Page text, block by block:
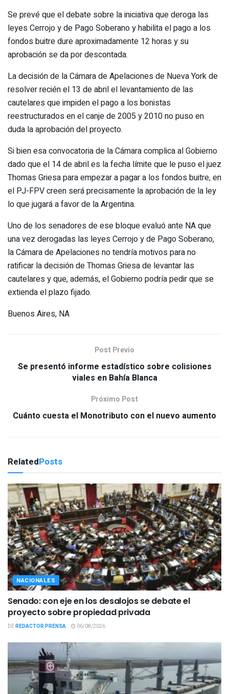
Se prevé que el debate sobre la iniciativa que deroga las
leyes Cerrojo y de Pago Soberano y habilita el pago a los
fondos buitre dure aproximadamente 12 horas y su
aprobación se da por descontada.
La decisión de la Cámara de Apelaciones de Nueva York de
resolver recién el 13 de abril el levantamiento de las
cautelares que impiden el pago a los bonistas
reestructurados en el canje de 2005 y 2010 no puso en
duda la aprobación del proyecto.
Si bien esa convocatoria de la Cámara complica al Gobierno
dado que el 14 de abril es la fecha límite que le puso el juez
Thomas Griesa para empezar a pagar a los fondos buitre, en
el PJ-FPV creen será precisamente la aprobación de la ley
lo que jugará a favor de la Argentina.
Uno de los senadores de ese bloque evaluó ante NA que
una vez derogadas las leyes Cerrojo y de Pago Soberano,
la Cámara de Apelaciones no tendría motivos para no
ratificar la decisión de Thomas Griesa de levantar las
cautelares y que, además, el Gobierno podría pedir que se
extienda el plazo fijado.
Buenos Aires, NA
Post Previo
Se presentó informe estadístico sobre colisiones
viales en Bahía Blanca
Próximo Post
Cuánto cuesta el Monotributo con el nuevo aumento
RelatedPosts
NACIONALES
Senado: con eje en los desalojos se debate el
proyecto sobre propiedad privada
DEREDACTOR PRENSA 06/08/2026